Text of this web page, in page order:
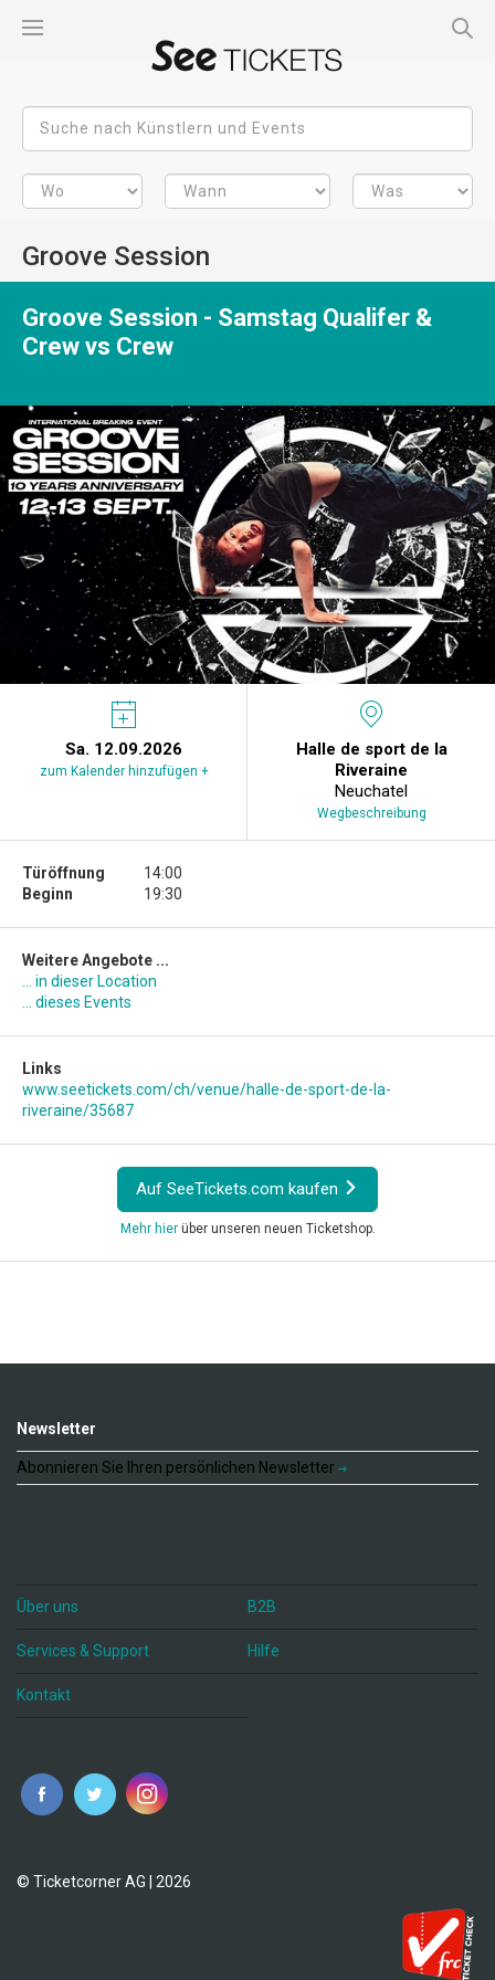
Groove Session
Groove Session - Samstag Qualifer &
Crew vs Crew
Sa. 12.09.2026
zum Kalender hinzufügen +
Halle de sport de la
Riveraine
Neuchatel
Wegbeschreibung
Türöffnung
Beginn
14:00
19:30
Weitere Angebote ...
... in dieser Location
... dieses Events
Links
www.seetickets.com/ch/venue/halle-de-sport-de-la-
riveraine/35687
Auf SeeTickets.com kaufen
Mehr hierüber unseren neuen Ticketshop.
Newsletter
Abonnieren Sie Ihren persönlichen Newsletter
Über uns B2B
Services & Support Hilfe
Kontakt
© Ticketcorner AG | 2026